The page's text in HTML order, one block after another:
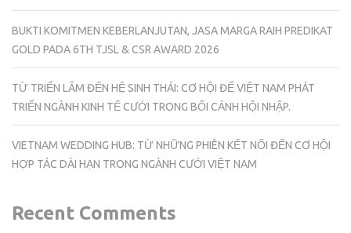
BUKTI KOMITMEN KEBERLANJUTAN, JASA MARGA RAIH PREDIKAT
GOLD PADA 6TH TJSL & CSR AWARD 2026
TỪ TRIỂN LÃM ĐẾN HỆ SINH THÁI: CƠ HỘI ĐỂ VIỆT NAM PHÁT
TRIỂN NGÀNH KINH TẾ CƯỚI TRONG BỐI CẢNH HỘI NHẬP.
VIETNAM WEDDING HUB: TỪ NHỮNG PHIÊN KẾT NỐI ĐẾN CƠ HỘI
HỢP TÁC DÀI HẠN TRONG NGÀNH CƯỚI VIỆT NAM
Recent Comments